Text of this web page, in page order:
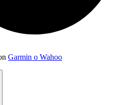
Garmin o Wahoo